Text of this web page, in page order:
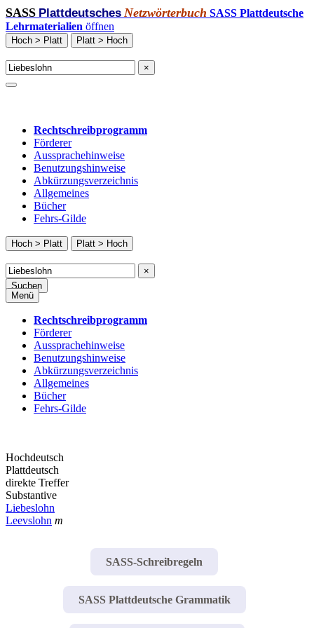
SASS Plattdeutsches Netzwörterbuch SASS Plattdeutsche
Lehrmaterialien öffnen
Hoch > Platt Platt > Hoch
×
Rechtschreibprogramm
Förderer
Aussprachehinweise
Benutzungshinweise
Abkürzungsverzeichnis
Allgemeines
Bücher
Fehrs-Gilde
Hoch > Platt Platt > Hoch
×
Suchen
Menü
Rechtschreibprogramm
Förderer
Aussprachehinweise
Benutzungshinweise
Abkürzungsverzeichnis
Allgemeines
Bücher
Fehrs-Gilde
Hochdeutsch
Plattdeutsch
direkte Treffer
Substantive
Liebeslohn
Leevslohn m
SASS-Schreibregeln
SASS Plattdeutsche Grammatik